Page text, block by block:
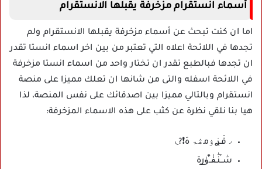
أسماء انستقرام مزخرفة يقبلها الانستقرام
اما ان كنت تبحث عن أسماء مزخرفة يقبلها الانستقرام ولم
تجدها في اللائحة اعلاه التي تعتبر من بين اخر اسماء انستا تقدر
ان تجدها فبالطبع تقدر ان تختار واحد من اسماء انستا مزخرفة
في اللائحة اسفله والتى من شانها ان تعلك مميزا على منصة
انستقرام وبالتالي مميزا بين اصدقائك على نفس المنصة، لذا
هيا بنا نلقي نظرة عن كثب على هذه الاسماء المزخرفة:
◞قَـࢪ࣪ﯢمۿۃ هَ❗?◟
سَٰــٰٓنَٰـفٰ͒ــٰٓﯛ̲رة